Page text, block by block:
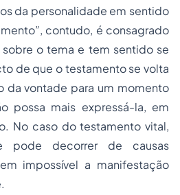
da personalidade em sentido
contudo, é consagrado
sobre o tema e tem sentido se
de que o testamento se volta
da vontade para um momento
possa mais expressá-la, em
No caso do testamento vital,
pode decorrer de causas
impossível a manifestação